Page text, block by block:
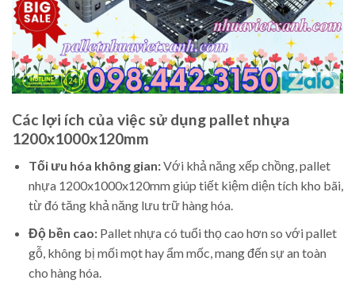
Các lợi ích của việc sử dụng pallet nhựa
1200x1000x120mm
Tối ưu hóa không gian:Với khả năng xếp chồng, pallet
nhựa 1200x1000x120mm giúp tiết kiệm diện tích kho bãi,
từ đó tăng khả năng lưu trữ hàng hóa.
Độ bền cao:Pallet nhựa có tuổi thọ cao hơn so với pallet
gỗ, không bị mối mọt hay ẩm mốc, mang đến sự an toàn
cho hàng hóa.